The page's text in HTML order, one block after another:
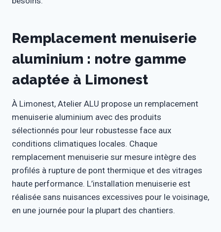
Remplacement menuiserie
aluminium : notre gamme
adaptée à Limonest
À Limonest, Atelier ALU propose un remplacement
menuiserie aluminium avec des produits
sélectionnés pour leur robustesse face aux
conditions climatiques locales. Chaque
remplacement menuiserie sur mesure intègre des
profilés à rupture de pont thermique et des vitrages
haute performance. L’installation menuiserie est
réalisée sans nuisances excessives pour le voisinage,
en une journée pour la plupart des chantiers.